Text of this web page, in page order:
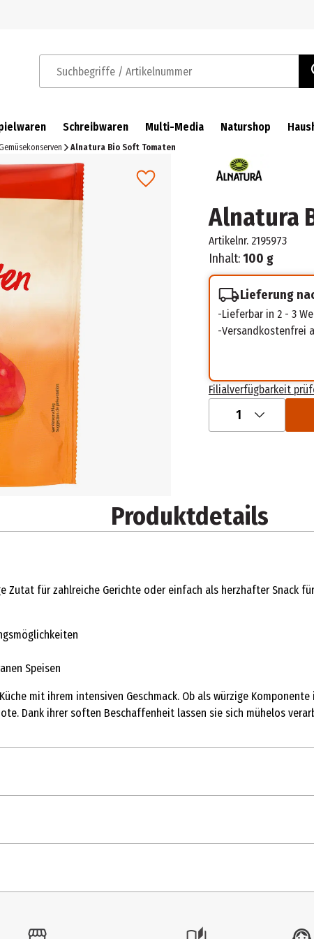
Suchbegriffe / Artikelnummer
Schreibwaren Multi-Media Naturshop
Alnatura Bio Soft Tomaten
Alnatura
Artikelnr. 2195973
Inhalt:100 g
Lieferung
Lieferbar in 2 - 3
Versandkostenfrei
Filialverfügbarkeit
1
Produktdetails
für zahlreiche Gerichte oder einfach als herzhafter Snack
Speisen
mit ihrem intensiven Geschmack. Ob als würzige
Dank ihrer soften Beschaffenheit lassen sie sich mühelos